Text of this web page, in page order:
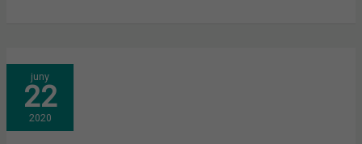
juny
22
2020
FINALITZA
LA
CAMPANYA
MASCARETA
/SALUT,
AMB
MÉS